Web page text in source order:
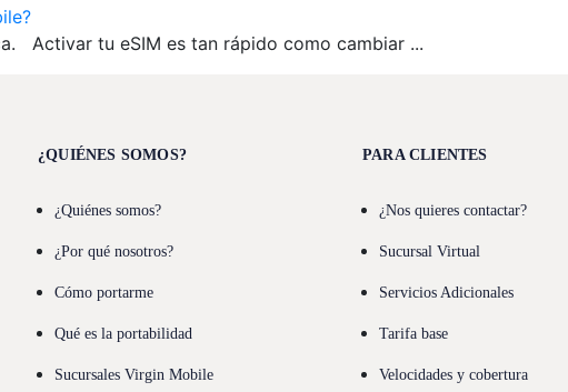
Activar tu eSIM es tan rápido como cambiar ...
¿QUIÉNES SOMOS?
¿Quiénes somos?
¿Por qué nosotros?
Cómo portarme
Qué es la portabilidad
Sucursales Virgin Mobile
PARA CLIENTES
¿Nos quieres contactar?
Sucursal Virtual
Servicios Adicionales
Tarifa base
Velocidades y cobertura